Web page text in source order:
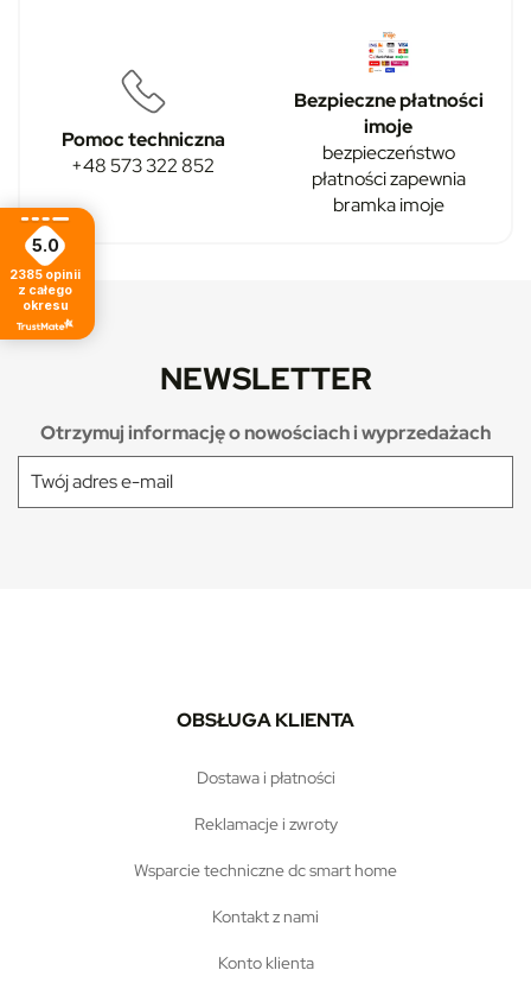
5.0
2385 opinii
z całego
okresu
Pomoc techniczna
+48 573 322 852
Bezpieczne płatności
imoje
bezpieczeństwo
płatności zapewnia
bramka imoje
NEWSLETTER
Otrzymuj informację o nowościach i wyprzedażach
OBSŁUGA KLIENTA
dostawa i płatności
reklamacje i zwroty
wsparcie techniczne dc smart home
kontakt z nami
konto klienta